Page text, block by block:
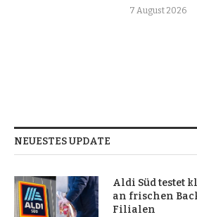
7 August 2026
NEUESTES UPDATE
Aldi Süd testet
an frischen
Filialen